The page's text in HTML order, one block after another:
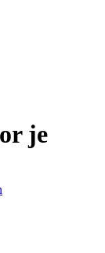
je